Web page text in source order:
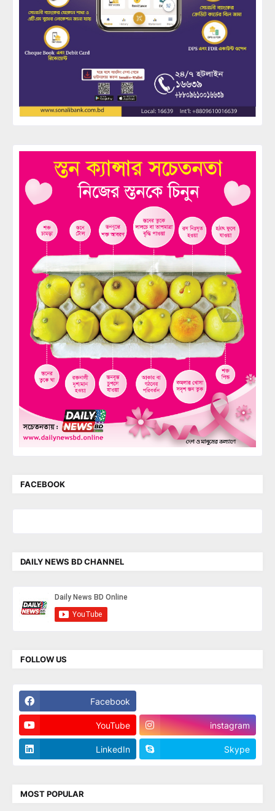
FACEBOOK
DAILY NEWS BD CHANNEL
FOLLOW US
Facebook
YouTube instagram
LinkedIn Skype
MOST POPULAR